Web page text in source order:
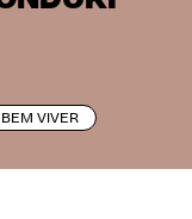
BEM VIVER